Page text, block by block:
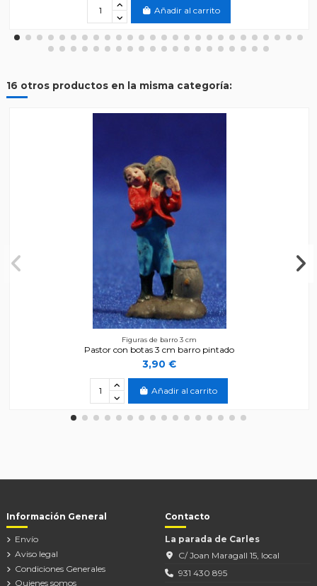
Añadir al carrito
16 otros productos en la misma categoría:
Figuras de barro 3 cm
Pastor con botas 3 cm barro pintado
3,90 €
Añadir al carrito
Información General
Envío
Aviso legal
Condiciones Generales
Quienes somos
Contacto
La parada de Carles
C/ Joan Maragall 15, local
931 430 895